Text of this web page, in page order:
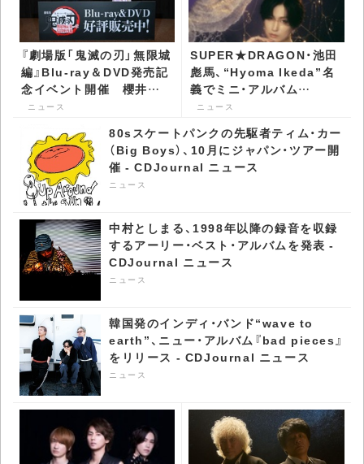
『劇場版「鬼滅の刃」無限城
編』Blu-ray＆DVD発売記
念イベント開催 櫻井孝
宏と早見沙織が登壇 -
ニュース
SUPER★DRAGON・池田
彪馬、“Hyoma Ikeda”名
義でミニ・アルバム
『Effect』リリース -
CDJournal ニュース
ニュース
80sスケートパンクの先駆者ティム・カー
（Big Boys）、10月にジャパン・ツアー開
催 - CDJournal ニュース
ニュース
中村としまる、1998年以降の録音を収録
するアーリー・ベスト・アルバムを発表 -
CDJournal ニュース
ニュース
韓国発のインディ・バンド“wave to
earth”、ニュー・アルバム『bad pieces』
をリリース - CDJournal ニュース
ニュース